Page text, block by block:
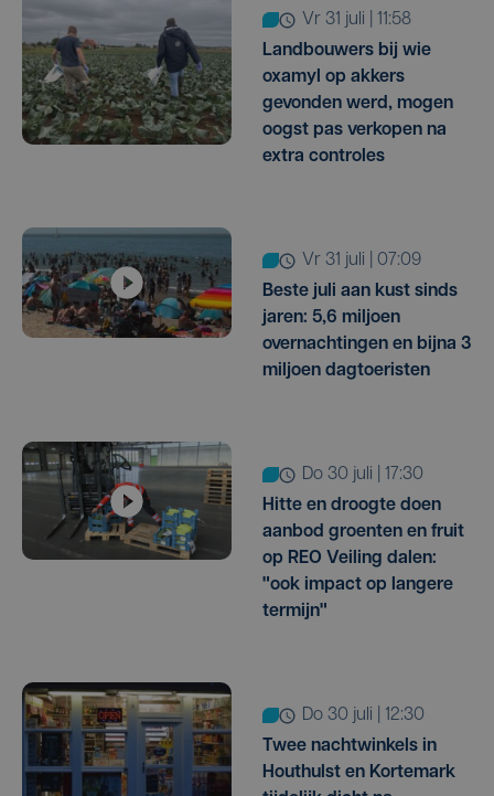
vr 31 juli | 11:58
Landbouwers bij wie
oxamyl op akkers
gevonden werd, mogen
oogst pas verkopen na
extra controles
vr 31 juli | 07:09
Beste juli aan kust sinds
jaren: 5,6 miljoen
overnachtingen en bijna 3
miljoen dagtoeristen
do 30 juli | 17:30
Hitte en droogte doen
aanbod groenten en fruit
op REO Veiling dalen:
"ook impact op langere
termijn"
do 30 juli | 12:30
Twee nachtwinkels in
Houthulst en Kortemark